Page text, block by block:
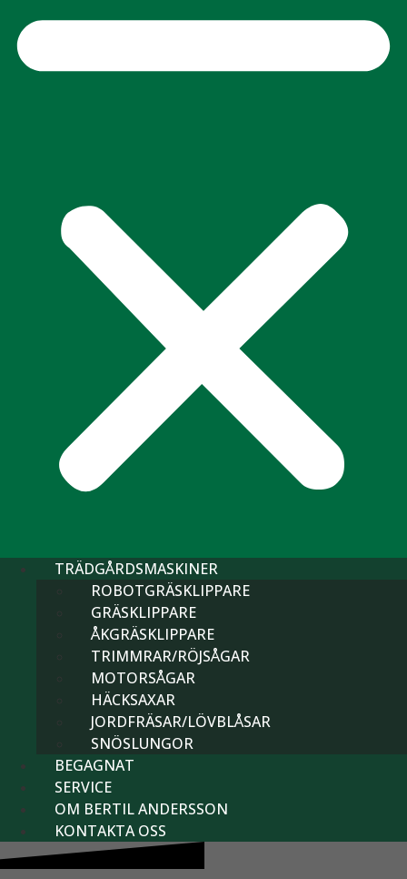
TRÄDGÅRDSMASKINER
ROBOTGRÄSKLIPPARE
GRÄSKLIPPARE
ÅKGRÄSKLIPPARE
TRIMMRAR/RÖJSÅGAR
MOTORSÅGAR
HÄCKSAXAR
JORDFRÄSAR/LÖVBLÅSAR
SNÖSLUNGOR
BEGAGNAT
SERVICE
OM BERTIL ANDERSSON
KONTAKTA OSS